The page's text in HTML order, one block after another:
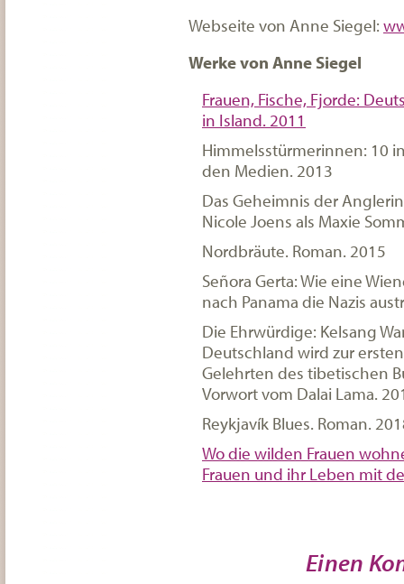
Webseite von Anne Siegel:
Werke von Anne Siegel
Frauen, Fische, Fjorde:
in Island. 2011
Himmelsstürmerinnen: 10
den Medien. 2013
Das Geheimnis der
Nicole Joens als Maxie
Nordbräute. Roman. 2015
Señora Gerta: Wie eine
nach Panama die Nazis
Die Ehrwürdige: Kelsang
Deutschland wird zur
Gelehrten des tibetischen
Vorwort vom Dalai Lama.
Reykjavík Blues. Roman.
Wo die wilden Frauen
Frauen und ihr Leben mit
Einen